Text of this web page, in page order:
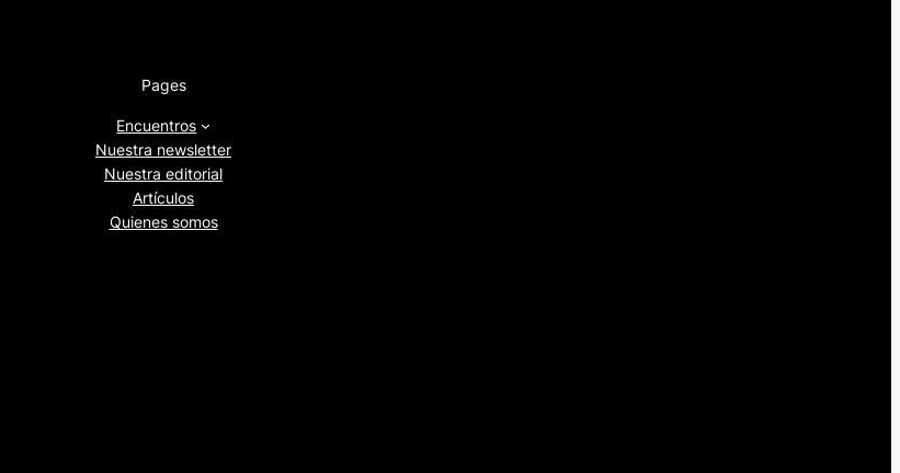
Pages
Encuentros
Nuestra newsletter
Nuestra editorial
Artículos
Quienes somos